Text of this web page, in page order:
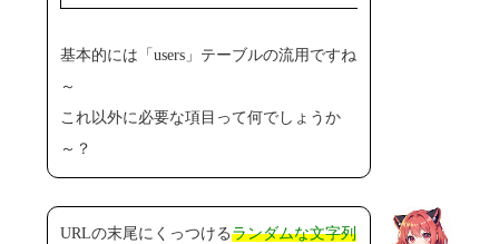
基本的には「users」テーブルの流用ですね
～
これ以外に必要な項目って何でしょうか
～？
URLの末尾にくっつけるランダムな文字列